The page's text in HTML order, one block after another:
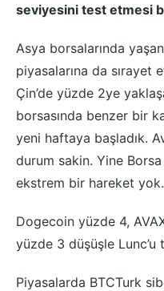
seviyesini test etmesi
Asya borsalarında
piyasalarına da sırayet
Çin’de yüzde 2ye
borsasında benzer bir
yeni haftaya başladık.
durum sakin. Yine
ekstrem bir hareket yok.
Dogecoin yüzde 4,
yüzde 3 düşüşle Lunc’u
Piyasalarda BTCTurk